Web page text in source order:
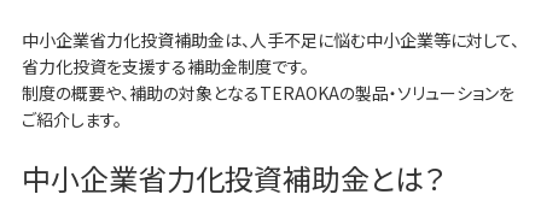
中小企業省力化投資補助金は、人手不足に悩む中小企業等に対して、
省力化投資を支援する補助金制度です。
制度の概要や、補助の対象となるTERAOKAの製品・ソリューションを
ご紹介します。
中小企業省力化投資補助金とは？